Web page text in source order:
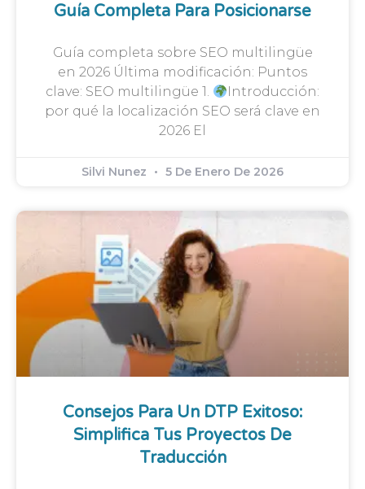
Guía Completa Para Posicionarse
Guía completa sobre SEO multilingüe
en 2026 Última modificación: Puntos
clave: SEO multilingüe 1.
Introducción:
por qué la localización SEO será clave en
2026 El
Silvi Nunez 5 De Enero De 2026
Consejos Para Un DTP Exitoso:
Simplifica Tus Proyectos De
Traducción